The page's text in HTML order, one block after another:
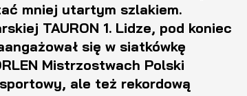
mniej utartym szlakiem.
TAURON 1. Lidze, pod koniec
się w siatkówkę
Mistrzostwach Polski
ale też rekordową